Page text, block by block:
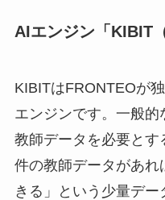
AIエンジン「KIBIT
KIBITはFRONTEOが
エンジンです。一般
教師データを必要と
件の教師データがあ
きる」という少量デ